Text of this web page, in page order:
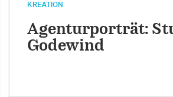
KREATION
Agenturporträt:
Godewind